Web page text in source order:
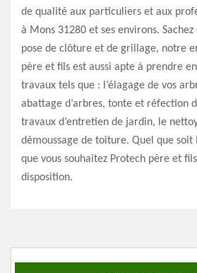
de qualité aux particuliers et aux
à Mons 31280 et ses environs.
pose de clôture et de grillage, notre
père et fils est aussi apte à prendre
travaux tels que : l’élagage de vos
abattage d’arbres, tonte et réfection
travaux d’entretien de jardin, le
démoussage de toiture. Quel que
que vous souhaitez Protech père et
disposition.